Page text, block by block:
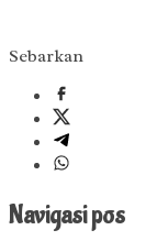
Sebarkan
Navigasi pos